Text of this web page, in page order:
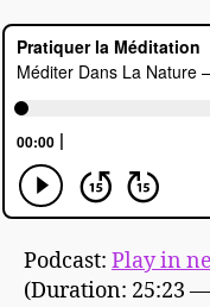
Podcast: Play in
(Duration: 25:23